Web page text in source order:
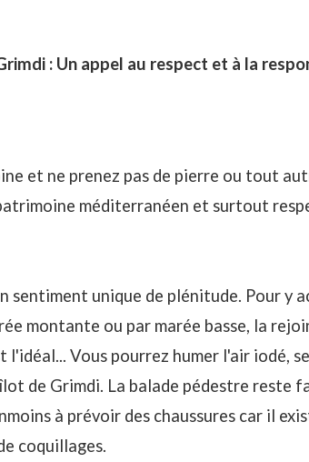
: Un appel au respect et à la
et ne prenez pas de pierre ou tout
méditerranéen et surtout
sentiment unique de plénitude. Pour y
montante ou par marée basse, la
l'idéal... Vous pourrez humer l'air iodé,
de Grimdi. La balade pédestre reste
à prévoir des chaussures car il
coquillages.